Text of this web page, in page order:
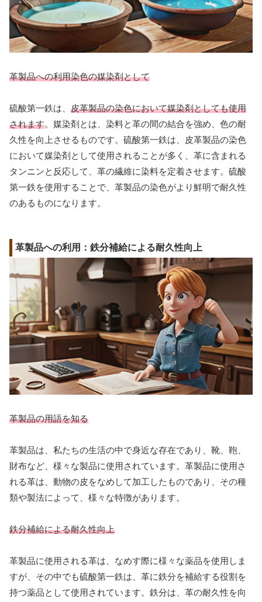
革製品への利用染色の媒染剤として
硫酸第一鉄は、 皮革製品の染色において媒染剤としても使用
されます。媒染剤とは、染料と革の間の結合を強め、色の耐
久性を向上させるものです。硫酸第一鉄は、皮革製品の染色
において媒染剤として使用されることが多く、革に含まれる
タンニンと反応して、革の繊維に染料を定着させます。硫酸
第一鉄を使用することで、革製品の染色がより鮮明で耐久性
のあるものになります。
革製品への利用：鉄分補給による耐久性向上
革製品の用語を知る
革製品は、私たちの生活の中で身近な存在であり、靴、鞄、
財布など、様々な製品に使用されています。革製品に使用さ
れる革は、動物の皮をなめして加工したものであり、その種
類や製法によって、様々な特徴があります。
鉄分補給による耐久性向上
革製品に使用される革は、なめす際に様々な薬品を使用しま
すが、その中でも硫酸第一鉄は、革に鉄分を補給する役割を
持つ薬品として使用されています。鉄分は、革の耐久性を向